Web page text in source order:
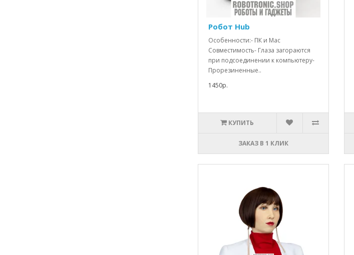
Робот Hub
Особенности:- ПК и Mac
Совместимость- Глаза загораются
при подсоединении к компьютеру-
Прорезиненные..
1450р.
КУПИТЬ
ЗАКАЗ В 1 КЛИК